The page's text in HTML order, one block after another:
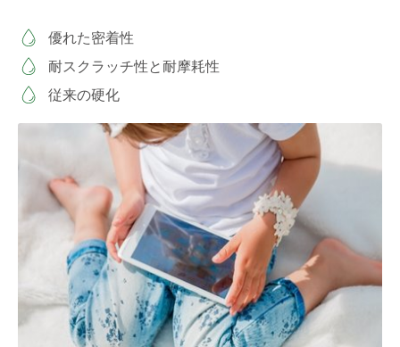
優れた密着性
耐スクラッチ性と耐摩耗性
従来の硬化